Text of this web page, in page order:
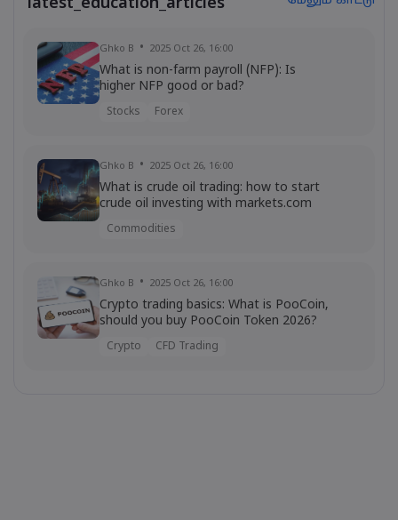
Ghko B 2025 Oct 26, 16:00
What is non-farm payroll (NFP): Is
higher NFP good or bad?
Stocks Forex
Ghko B 2025 Oct 26, 16:00
What is crude oil trading: how to start
crude oil investing with markets.com
Commodities
Ghko B 2025 Oct 26, 16:00
Crypto trading basics: What is PooCoin,
should you buy PooCoin Token 2026?
Crypto CFD Trading